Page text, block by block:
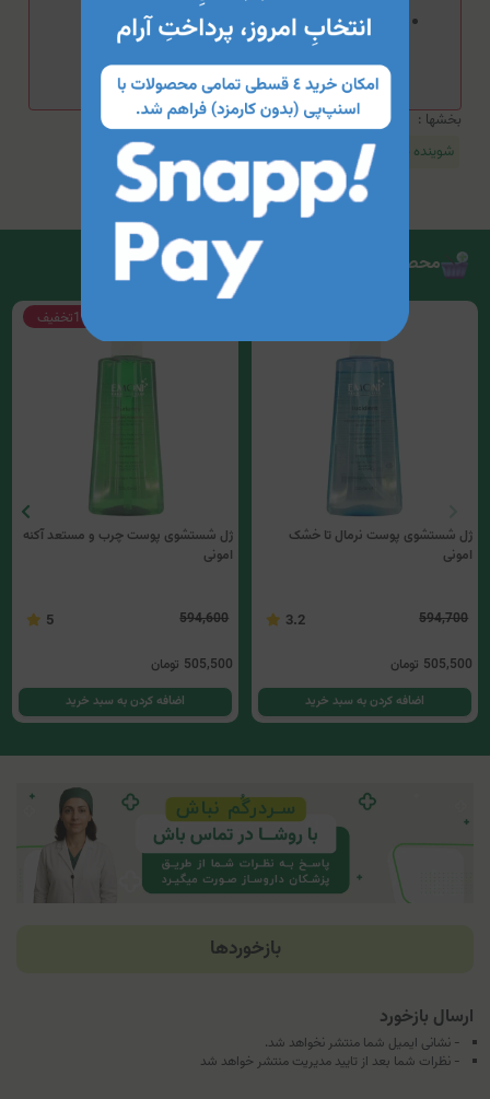
استفاده از ماسک‌های مرطوب‌کننده، سرم‌ها و کرم‌های
مراقبت‌کننده در کنار این محصول توصیه می‌شود.
بخشها :
شوینده صورت
محصولات مرتبط
ژل شستشوی پوست نرمال تا خشک
امونی
594,700
3.2
505,500 تومان
اضافه کردن به سبد خرید
15%تخفیف
ژل شستشوی پوست چرب و مستعد آکنه
امونی
594,600
5
505,500 تومان
اضافه کردن به سبد خرید
بازخوردها
ارسال بازخورد
- نشانی ایمیل شما منتشر نخواهد شد.
- نظرات شما بعد از تایید مدیریت منتشر خواهد شد